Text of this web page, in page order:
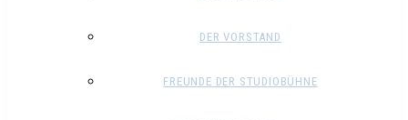
DER VORSTAND
FREUNDE DER STUDIOBÜHNE